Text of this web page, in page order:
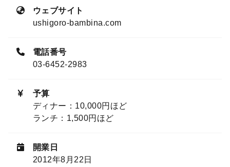
ウェブサイト
ushigoro-bambina.com
電話番号
03-6452-2983
予算
ディナー：10,000円ほど
ランチ：1,500円ほど
開業日
2012年8月22日